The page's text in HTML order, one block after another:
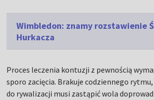
Wimbledon: znamy rozstawienie
Hurkacza
Proces leczenia kontuzji z pewnością
sporo zacięcia. Brakuje codziennego
do rywalizacji musi zastąpić wola